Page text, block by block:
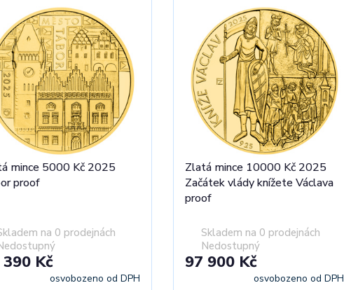
mince 5000 Kč 2025
proof
na 0 prodejnách
Kč
osvobozeno od DPH
Zlatá mince 10000 Kč 2025
Začátek vlády knížete Václava
proof
Skladem na 0 prodejnách
Nedostupný
97 900 Kč
osvobozeno od DPH